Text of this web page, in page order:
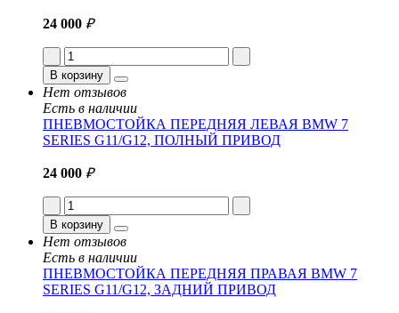
24 000 ₽
В корзину
Нет отзывов
Есть в наличии
ПНЕВМОСТОЙКА ПЕРЕДНЯЯ ЛЕВАЯ BMW 7
SERIES G11/G12, ПОЛНЫЙ ПРИВОД
24 000 ₽
В корзину
Нет отзывов
Есть в наличии
ПНЕВМОСТОЙКА ПЕРЕДНЯЯ ПРАВАЯ BMW 7
SERIES G11/G12, ЗАДНИЙ ПРИВОД